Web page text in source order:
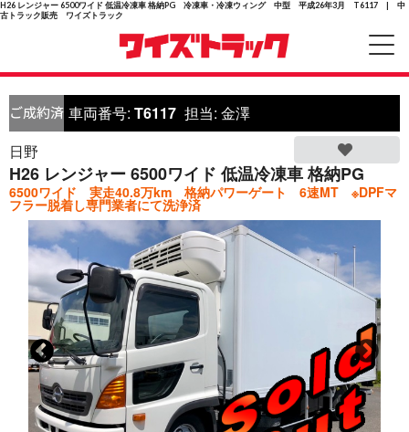
H26 レンジャー 6500ワイド 低温冷凍車 格納PG 冷凍車・冷凍ウィング 中型 平成26年3月 T6117 | 中
古トラック販売 ワイズトラック
車両番号: T6117 担当: 金澤
日野
H26 レンジャー 6500ワイド 低温冷凍車 格納PG
6500ワイド 実走40.8万km 格納パワーゲート 6速MT ※DPFマ
フラー脱着し専門業者にて洗浄済